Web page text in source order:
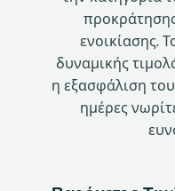
ενοικίασης.
δυναμικής
η εξασφάλιση
ημέρες